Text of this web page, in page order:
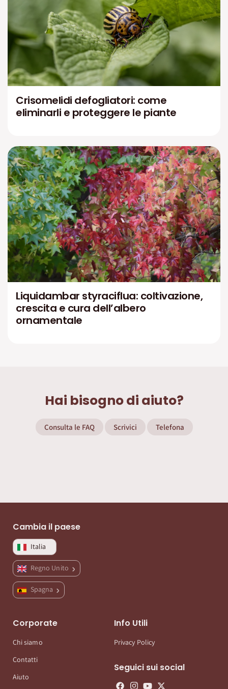
Crisomelidi defogliatori: come
eliminarli e proteggere le piante
Liquidambar styraciflua: coltivazione,
crescita e cura dell’albero
ornamentale
Hai bisogno di aiuto?
Consulta le FAQ Scrivici Telefona
Cambia il paese
Italia
Regno Unito
Spagna
Corporate
Chi siamo
Contatti
Aiuto
Info Utili
Privacy Policy
Seguici sui social